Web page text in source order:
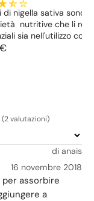
di nigella sativa sono
nutritive che li
sia nell'utilizzo
quello medico. Ottimi
(2 valutazioni)
di anais
16 novembre 2018
assorbire
a